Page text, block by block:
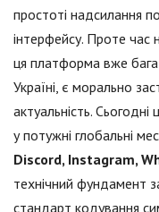
простоті надсилання
інтерфейсу. Проте час
ця платформа вже
Україні, є морально
актуальність. Сьогодні
у потужні глобальні
Discord, Instagram,
технічний фундамент
стандарт кодування